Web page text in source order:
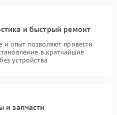
и быстрый ремонт
опыт позволяют провести
в кратчайшие
устройства
и запчасти